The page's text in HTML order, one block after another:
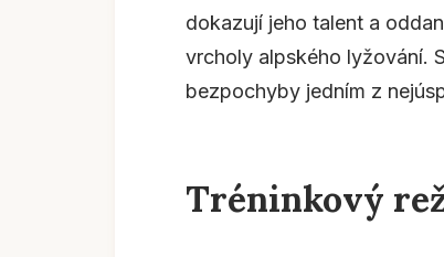
dokazují jeho talent a
vrcholy alpského lyžování.
bezpochyby jedním z
Tréninkový